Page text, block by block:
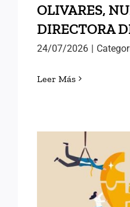
OLIVARES,
DIRECTORA
24/07/2026 |
Leer Más
POLÍTICAS